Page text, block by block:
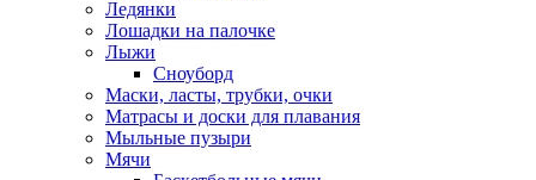
Ледянки
Лошадки на палочке
Лыжи
Сноуборд
Маски, ласты, трубки, очки
Матрасы и доски для плавания
Мыльные пузыри
Мячи